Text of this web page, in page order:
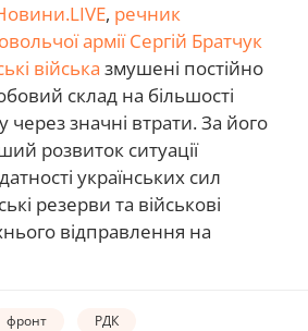
, речник
армії Сергій Братчук
війська змушені постійно
склад на більшості
через значні втрати. За його
розвиток ситуації
українських сил
резерви та військові
відправлення на
фронт РДК